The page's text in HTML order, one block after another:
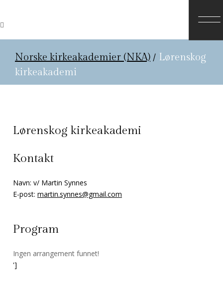
Norske kirkeakademier (NKA) / Lørenskog
kirkeakademi
Lørenskog kirkeakademi
Kontakt
Navn: v/ Martin Synnes
E-post: martin.synnes@gmail.com
Program
Ingen arrangement funnet!
']